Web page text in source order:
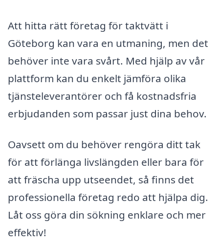
Att hitta rätt företag för taktvätt i
Göteborg kan vara en utmaning, men det
behöver inte vara svårt. Med hjälp av vår
plattform kan du enkelt jämföra olika
tjänsteleverantörer och få kostnadsfria
erbjudanden som passar just dina behov.
Oavsett om du behöver rengöra ditt tak
för att förlänga livslängden eller bara för
att fräscha upp utseendet, så finns det
professionella företag redo att hjälpa dig.
Låt oss göra din sökning enklare och mer
effektiv!